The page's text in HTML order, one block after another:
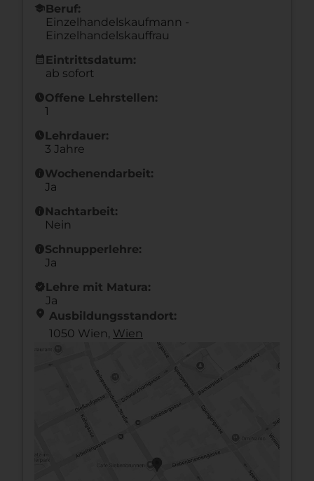
schoolBeruf:
Einzelhandelskaufmann -
Einzelhandelskauffrau
calendar_month Eintrittsdatum:
ab sofort
scheduleOffene Lehrstellen:
1
scheduleLehrdauer:
3 Jahre
infoWochenendarbeit:
Ja
infoNachtarbeit:
Nein
infoSchnupperlehre:
Ja
new_releasesLehre mit Matura:
Ja
location_on Ausbildungsstandort:
1050 Wien, Wien